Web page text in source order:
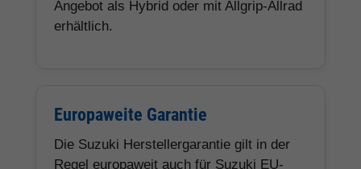
Angebot als Hybrid oder mit Allgrip-Allrad
erhältlich.
Europaweite Garantie
Die Suzuki Herstellergarantie gilt in der
Regel europaweit auch für Suzuki EU-